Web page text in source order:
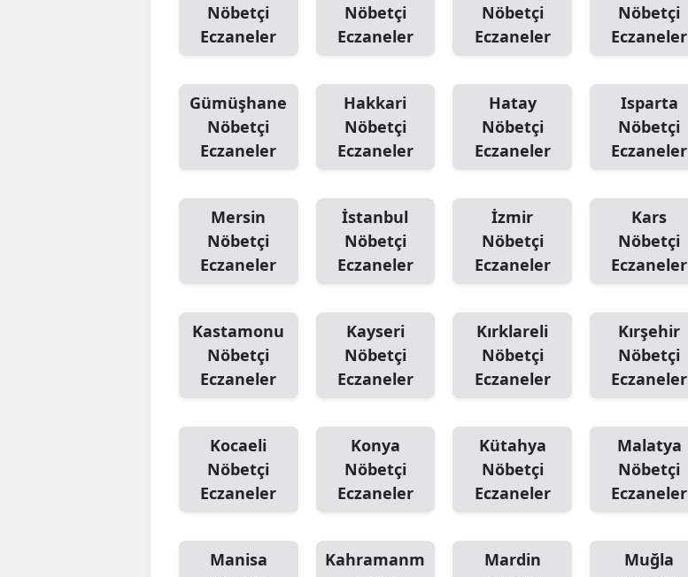
Nöbetçi
Eczaneler
Nöbetçi
Eczaneler
Nöbetçi
Eczaneler
Nöbetçi
Eczaneler
Gümüşhane
Nöbetçi
Eczaneler
Hakkari
Nöbetçi
Eczaneler
Hatay
Nöbetçi
Eczaneler
Isparta
Nöbetçi
Eczaneler
Mersin
Nöbetçi
Eczaneler
İstanbul
Nöbetçi
Eczaneler
İzmir
Nöbetçi
Eczaneler
Kars
Nöbetçi
Eczaneler
Kastamonu
Nöbetçi
Eczaneler
Kayseri
Nöbetçi
Eczaneler
Kırklareli
Nöbetçi
Eczaneler
Kırşehir
Nöbetçi
Eczaneler
Kocaeli
Nöbetçi
Eczaneler
Konya
Nöbetçi
Eczaneler
Kütahya
Nöbetçi
Eczaneler
Malatya
Nöbetçi
Eczaneler
Manisa
Kahramanm
Mardin
Muğla